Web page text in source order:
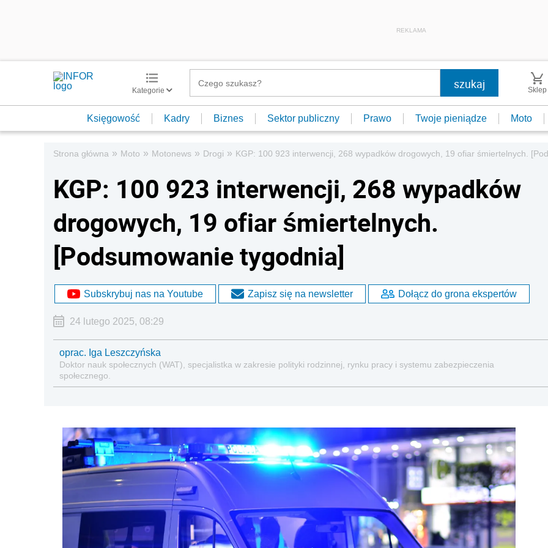
REKLAMA
Kategorie Sklep
Księgowość Kadry Biznes Sektor publiczny Prawo Twoje pieniądze Moto
Strona główna » Moto » Motonews » Drogi » KGP: 100 923 interwencji, 268 wypadków drogowych, 19 ofiar śmiertelnych.
KGP: 100 923 interwencji, 268 wypadków
drogowych, 19 ofiar śmiertelnych.
[Podsumowanie tygodnia]
Subskrybuj nas na Youtube Zapisz się na newsletter Dołącz do grona ekspertów
24 lutego 2025, 08:29
oprac. Iga Leszczyńska
Doktor nauk społecznych (WAT), specjalistka w zakresie polityki rodzinnej, rynku pracy i systemu zabezpieczenia
społecznego.